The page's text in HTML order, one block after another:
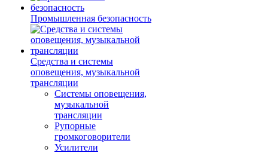
Промышленная безопасность
Средства и системы
оповещения, музыкальной
трансляции
Системы оповещения,
музыкальной
трансляции
Рупорные
громкоговорители
Усилители